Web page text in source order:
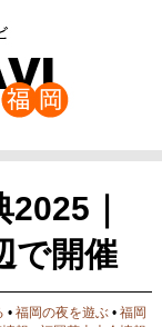
｜
で開催
•福岡の夜を遊ぶ •福岡